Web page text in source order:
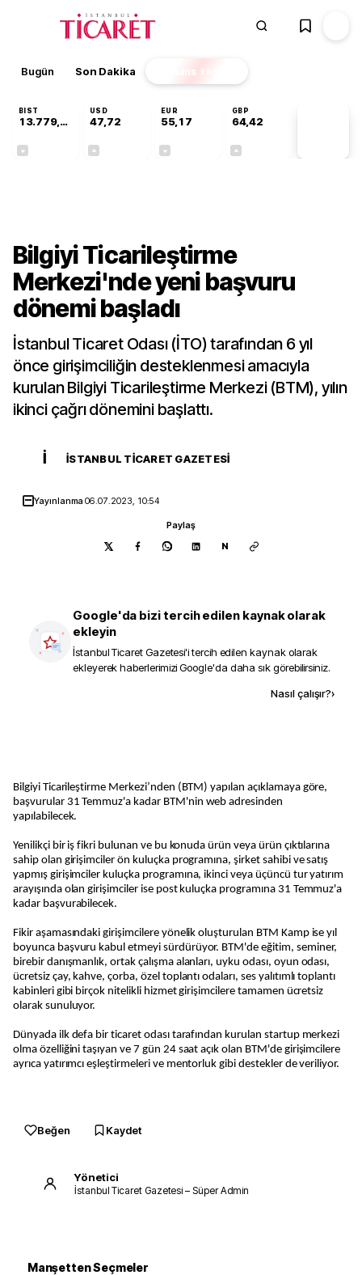
Bugün Son Dakika Finans EKSTRA
BIST
13.779,39
USD
47,72
EUR
55,17
GBP
64,42
Bilgiyi Ticarileştirme
Merkezi'nde yeni başvuru
dönemi başladı
İstanbul Ticaret Odası (İTO) tarafından 6 yıl
önce girişimciliğin desteklenmesi amacıyla
kurulan Bilgiyi Ticarileştirme Merkezi (BTM), yılın
ikinci çağrı dönemini başlattı.
İ İSTANBUL TICARET GAZETESI
Yayınlanma06.07.2023, 10:54
Paylaş
N
Google'da bizi tercih edilen kaynak olarak
ekleyin
İstanbul Ticaret Gazetesi'i tercih edilen kaynak olarak
ekleyerek haberlerimizi Google'da daha sık görebilirsiniz.
Nasıl çalışır?›
Bilgiyi Ticarileştirme Merkezi’nden (BTM) yapılan açıklamaya göre,
başvurular 31 Temmuz'a kadar BTM'nin web adresinden
yapılabilecek.
Yenilikçi bir iş fikri bulunan ve bu konuda ürün veya ürün çıktılarına
sahip olan girişimciler ön kuluçka programına, şirket sahibi ve satış
yapmış girişimciler kuluçka programına, ikinci veya üçüncü tur yatırım
arayışında olan girişimciler ise post kuluçka programına 31 Temmuz'a
kadar başvurabilecek.
Fikir aşamasındaki girişimcilere yönelik oluşturulan BTM Kamp ise yıl
boyunca başvuru kabul etmeyi sürdürüyor. BTM'de eğitim, seminer,
birebir danışmanlık, ortak çalışma alanları, uyku odası, oyun odası,
ücretsiz çay, kahve, çorba, özel toplantı odaları, ses yalıtımlı toplantı
kabinleri gibi birçok nitelikli hizmet girişimcilere tamamen ücretsiz
olarak sunuluyor.
Dünyada ilk defa bir ticaret odası tarafından kurulan startup merkezi
olma özelliğini taşıyan ve 7 gün 24 saat açık olan BTM'de girişimcilere
ayrıca yatırımcı eşleştirmeleri ve mentorluk gibi destekler de veriliyor.
Beğen Kaydet
Yönetici
İstanbul Ticaret Gazetesi – Süper Admin
Manşetten Seçmeler